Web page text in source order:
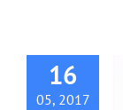
16
05, 2017